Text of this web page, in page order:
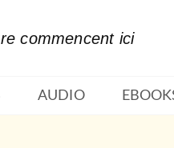
commencent ici
AUDIO